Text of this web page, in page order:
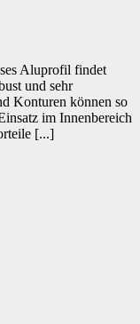
Aluprofil findet
und sehr
Konturen können so
im Innenbereich
[...]